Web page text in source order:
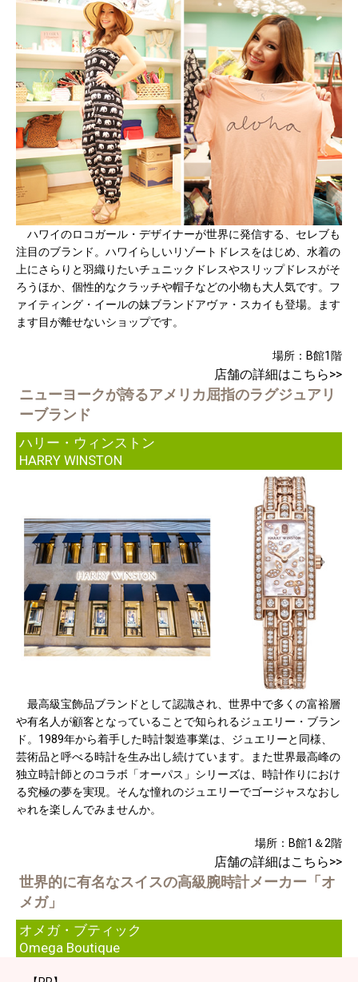
ハワイのロコガール・デザイナーが世界に発信する、セレブも
注目のブランド。ハワイらしいリゾートドレスをはじめ、水着の
上にさらりと羽織りたいチュニックドレスやスリップドレスがそ
ろうほか、個性的なクラッチや帽子などの小物も大人気です。フ
ァイティング・イールの妹ブランドアヴァ・スカイも登場。ます
ます目が離せないショップです。
場所：B館1階
店舗の詳細はこちら>>
ニューヨークが誇るアメリカ屈指のラグジュアリ
ーブランド
ハリー・ウィンストン
HARRY WINSTON
最高級宝飾品ブランドとして認識され、世界中で多くの富裕層
や有名人が顧客となっていることで知られるジュエリー・ブラン
ド。1989年から着手した時計製造事業は、ジュエリーと同様、
芸術品と呼べる時計を生み出し続けています。また世界最高峰の
独立時計師とのコラボ「オーパス」シリーズは、時計作りにおけ
る究極の夢を実現。そんな憧れのジュエリーでゴージャスなおし
ゃれを楽しんでみませんか。
場所：B館1＆2階
店舗の詳細はこちら>>
世界的に有名なスイスの高級腕時計メーカー「オ
メガ」
オメガ・ブティック
Omega Boutique